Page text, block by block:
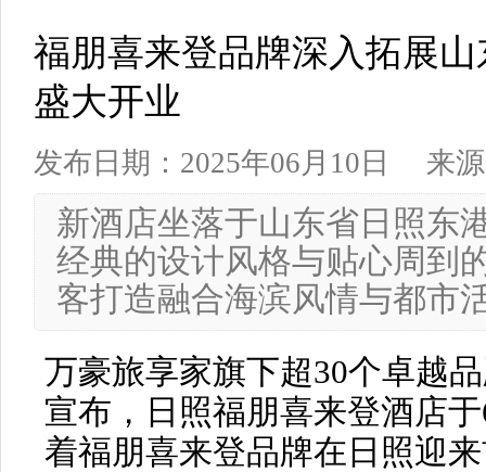
福朋喜来登品牌深入拓展
盛大开业
发布日期：2025年06月10日 来源
新酒店坐落于山东省日照东
经典的设计风格与贴心周到
客打造融合海滨风情与都市
万豪旅享家旗下超30个卓越
宣布，日照福朋喜来登酒店
着福朋喜来登品牌在日照迎